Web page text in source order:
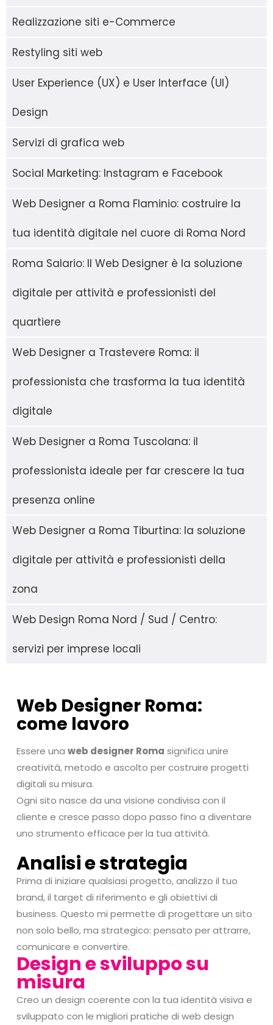
Realizzazione siti e-Commerce
Restyling siti web
User Experience (UX) e User Interface (UI)
Design
Servizi di grafica web
Social Marketing: Instagram e Facebook
Web Designer a Roma Flaminio: costruire la
tua identità digitale nel cuore di Roma Nord
Roma Salario: Il Web Designer è la soluzione
digitale per attività e professionisti del
quartiere
Web Designer a Trastevere Roma: il
professionista che trasforma la tua identità
digitale
Web Designer a Roma Tuscolana: il
professionista ideale per far crescere la tua
presenza online
Web Designer a Roma Tiburtina: la soluzione
digitale per attività e professionisti della
zona
Web Design Roma Nord / Sud / Centro:
servizi per imprese locali
Web Designer Roma:
come lavoro
Essere una web designer Roma significa unire
creatività, metodo e ascolto per costruire progetti
digitali su misura.
Ogni sito nasce da una visione condivisa con il
cliente e cresce passo dopo passo fino a diventare
uno strumento efficace per la tua attività.
Analisi e strategia
Prima di iniziare qualsiasi progetto, analizzo il tuo
brand, il target di riferimento e gli obiettivi di
business. Questo mi permette di progettare un sito
non solo bello, ma strategico: pensato per attrarre,
comunicare e convertire.
Design e sviluppo su
misura
Creo un design coerente con la tua identità visiva e
sviluppato con le migliori pratiche di web design